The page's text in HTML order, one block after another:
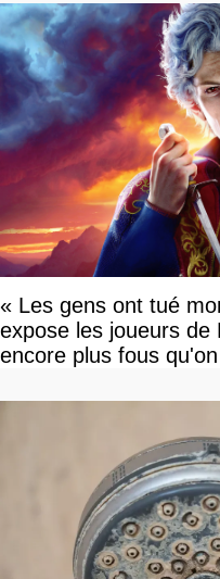
« Les gens ont tué
expose les joueurs
encore plus fous